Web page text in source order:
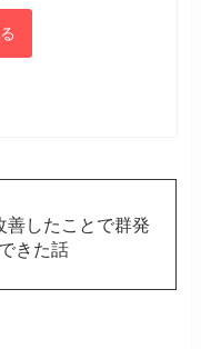
善したことで群発
きた話